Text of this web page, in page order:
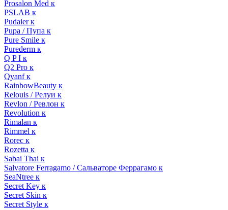
Prosalon Med к
PSLAB к
Pudaier к
Pupa / Пупа к
Pure Smile к
Purederm к
Q P I к
Q2 Pro к
Qyanf к
RainbowBeauty к
Relouis / Релуи к
Revlon / Ревлон к
Revolution к
Rimalan к
Rimmel к
Rorec к
Rozetta к
Sabai Thai к
Salvatore Ferragamo / Сальваторе Феррагамо к
SeaNtree к
Secret Key к
Secret Skin к
Secret Style к